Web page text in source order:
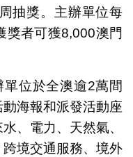
抽獎。主辦單位每
獎者可獲8,000澳門
位於全澳逾2萬間
海報和派發活動座
、電力、天然氣、
境交通服務、境外